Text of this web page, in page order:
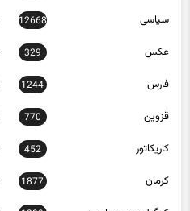
سلامت 4873
سیاسی 12668
عکس 329
فارس 1244
قزوین 770
کاریکاتور 452
کرمان 1877